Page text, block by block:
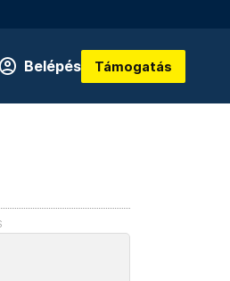
Belépés Támogatás